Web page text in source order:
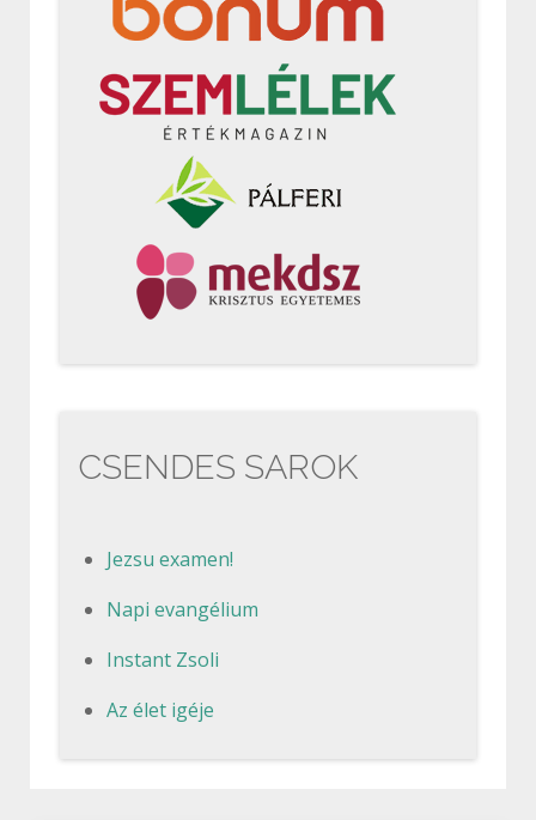
CSENDES SAROK
Jezsu examen!
Napi evangélium
Instant Zsoli
Az élet igéje